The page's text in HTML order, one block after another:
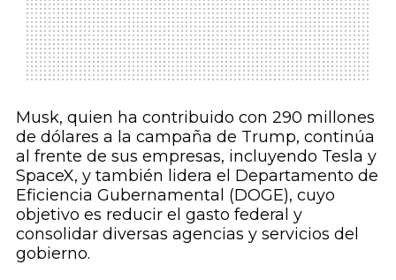
Musk, quien ha contribuido con 290 millones
de dólares a la campaña de Trump, continúa
al frente de sus empresas, incluyendo Tesla y
SpaceX, y también lidera el Departamento de
Eficiencia Gubernamental (DOGE), cuyo
objetivo es reducir el gasto federal y
consolidar diversas agencias y servicios del
gobierno.